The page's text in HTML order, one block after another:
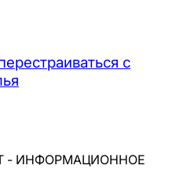
с
- ИНФОРМАЦИОННОЕ